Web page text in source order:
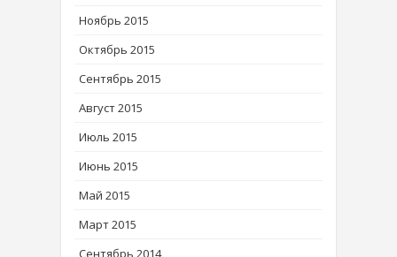
Ноябрь 2015
Октябрь 2015
Сентябрь 2015
Август 2015
Июль 2015
Июнь 2015
Май 2015
Март 2015
Сентябрь 2014